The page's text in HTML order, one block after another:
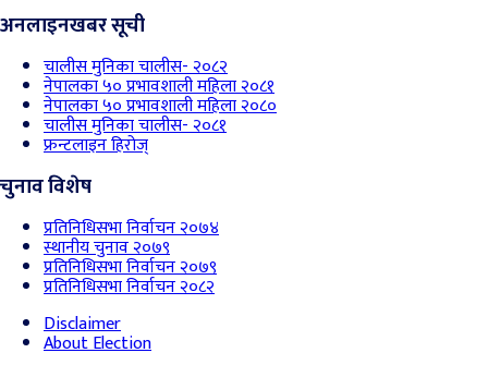
अनलाइनखबर सूची
चालीस मुनिका चालीस- २०८२
नेपालका ५० प्रभावशाली महिला २०८१
नेपालका ५० प्रभावशाली महिला २०८०
चालीस मुनिका चालीस- २०८१
फ्रन्टलाइन हिरोज्
चुनाव विशेष
प्रतिनिधिसभा निर्वाचन २०७४
स्थानीय चुनाव २०७९
प्रतिनिधिसभा निर्वाचन २०७९
प्रतिनिधिसभा निर्वाचन २०८२
Disclaimer
About Election